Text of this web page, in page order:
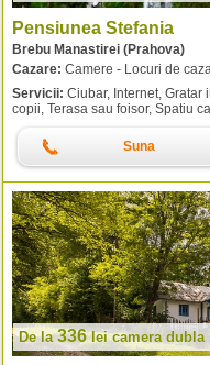
Pensiunea Stefania
Brebu Manastirei (Prahova)
Cazare: Camere - Locuri de
Servicii: Ciubar, Internet, Gratar
copii, Terasa sau foisor, Spatiu
Suna
De la336 lei camera dubla